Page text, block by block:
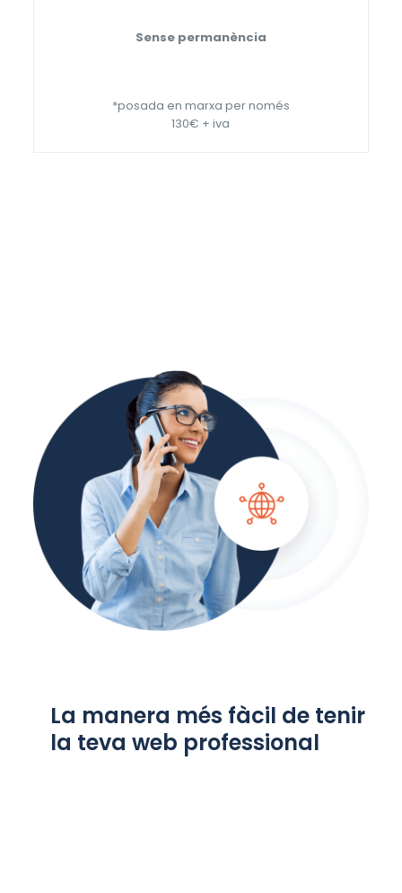
Sense permanència
*posada en marxa per només
130€ + iva
La manera més fàcil de tenir
la teva web professional